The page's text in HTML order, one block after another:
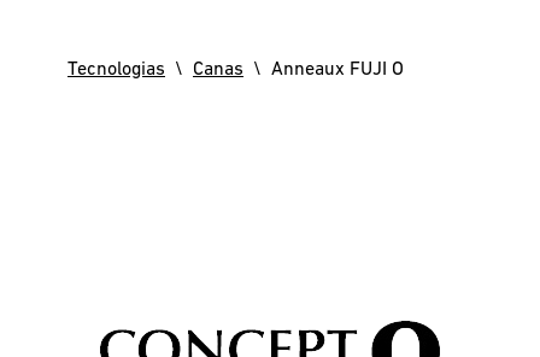
Tecnologias \ Canas \ Anneaux FUJI O